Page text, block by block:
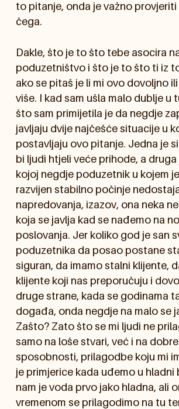
to pitanje, onda je važno
čega.
Dakle, što je to što tebe asocira
poduzetništvo i što je to što ti iz
ako se pitaš je li mi ovo dovoljno
više. I kad sam ušla malo dublje u
što sam primijetila je da negdje
javljaju dvije najčešće situacije u
postavljaju ovo pitanje. Jedna je
bi ljudi htjeli veće prihode, a
kojoj negdje poduzetnik u kojem
razvijen stabilno počinje
napredovanja, izazov, ona neka
koja se javlja kad se nađemo na
poslovanja. Jer koliko god je san
poduzetnika da posao postane
siguran, da imamo stalni klijente,
klijente koji nas preporučuju i
druge strane, kada se godinama
događa, onda negdje na malo se
Zašto? Zato što se mi ljudi ne
samo na loše stvari, već i na
sposobnosti, prilagodbe koju mi
je primjerice kada uđemo u hladni
nam je voda prvo jako hladna, ali
vremenom se prilagodimo na tu